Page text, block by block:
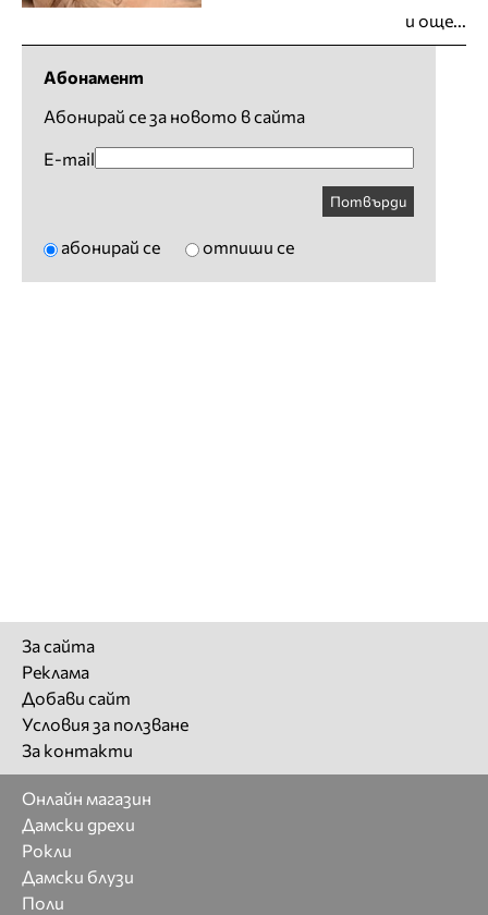
и още...
Абонамент
Абонирай се за новото в сайта
E-mail
Потвърди
абонирай се отпиши се
За сайта
Реклама
Добави сайт
Условия за ползване
За контакти
Онлайн магазин
Дамски дрехи
Рокли
Дамски блузи
Поли